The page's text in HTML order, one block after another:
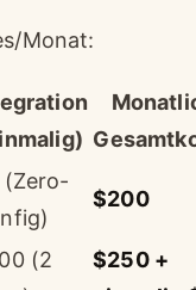
Monat:
(Zero-
$200
(2
$250 +